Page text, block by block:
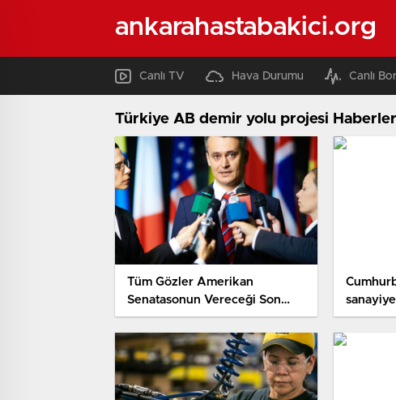
ankarahastabakici.org
Canlı TV Hava Durumu Canlı
Türkiye AB demir yolu projesi
Tüm Gözler Amerikan
Senatasonun Vereceği Son
Kararda